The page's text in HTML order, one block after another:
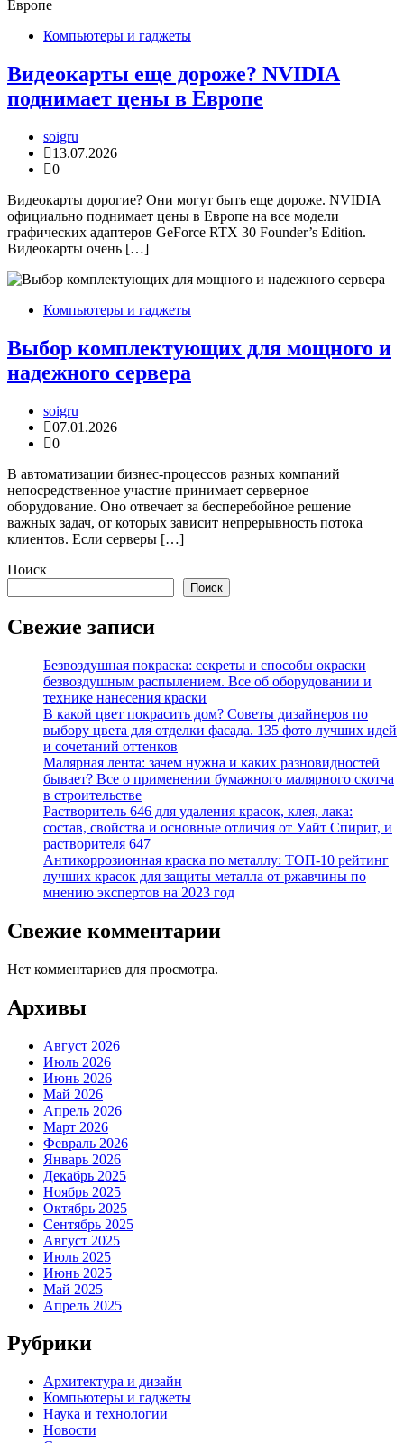
Компьютеры и гаджеты
Видеокарты еще дороже? NVIDIA
поднимает цены в Европе
soigru
13.07.2026
0
Видеокарты дорогие? Они могут быть еще дороже. NVIDIA
официально поднимает цены в Европе на все модели
графических адаптеров GeForce RTX 30 Founder’s Edition.
Видеокарты очень […]
Компьютеры и гаджеты
Выбор комплектующих для мощного и
надежного сервера
soigru
07.01.2026
0
В автоматизации бизнес-процессов разных компаний
непосредственное участие принимает серверное
оборудование. Оно отвечает за бесперебойное решение
важных задач, от которых зависит непрерывность потока
клиентов. Если серверы […]
Поиск
Поиск
Свежие записи
Безвоздушная покраска: секреты и способы окраски
безвоздушным распылением. Все об оборудовании и
технике нанесения краски
В какой цвет покрасить дом? Советы дизайнеров по
выбору цвета для отделки фасада. 135 фото лучших идей
и сочетаний оттенков
Малярная лента: зачем нужна и каких разновидностей
бывает? Все о применении бумажного малярного скотча
в строительстве
Растворитель 646 для удаления красок, клея, лака:
состав, свойства и основные отличия от Уайт Спирит, и
растворителя 647
Антикоррозионная краска по металлу: ТОП-10 рейтинг
лучших красок для защиты металла от ржавчины по
мнению экспертов на 2023 год
Свежие комментарии
Нет комментариев для просмотра.
Архивы
Август 2026
Июль 2026
Июнь 2026
Май 2026
Апрель 2026
Март 2026
Февраль 2026
Январь 2026
Декабрь 2025
Ноябрь 2025
Октябрь 2025
Сентябрь 2025
Август 2025
Июль 2025
Июнь 2025
Май 2025
Апрель 2025
Рубрики
Архитектура и дизайн
Компьютеры и гаджеты
Наука и технологии
Новости